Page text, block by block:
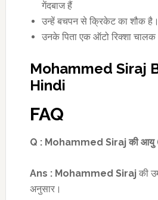
गेंदबाज हैं
उन्हें बचपन से क्रिकेट का शौक है।
उनके पिता एक ऑटो रिक्शा
Mohammed Siraj
Hindi
FAQ
Q : Mohammed Sirajकी आयु
Ans : Mohammed Siraj की
अनुसार।